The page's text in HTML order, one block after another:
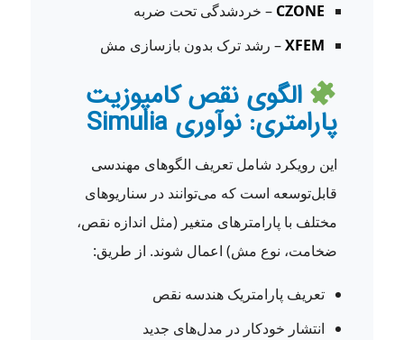
CZONE – خردشدگی تحت ضربه
XFEM– رشد ترک بدون بازسازی مش
الگوی نقص کامپوزیت
پارامتری: نوآوری Simulia
این رویکرد شامل تعریف الگوهای مهندسی
قابل‌توسعه است که می‌توانند در سناریوهای
مختلف با پارامترهای متغیر (مثل اندازه نقص،
ضخامت، نوع مش) اعمال شوند. از طریق:
تعریف پارامتریک هندسه نقص
انتشار خودکار در مدل‌های جدید